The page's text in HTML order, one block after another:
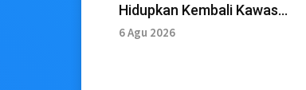
Hidupkan Kembali Kawasan
Stadion PON
6 Agu 2026